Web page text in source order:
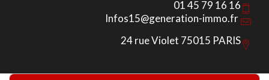
01 45 79 16 16
Infos15@generation-immo.fr
24 rue Violet 75015 PARIS